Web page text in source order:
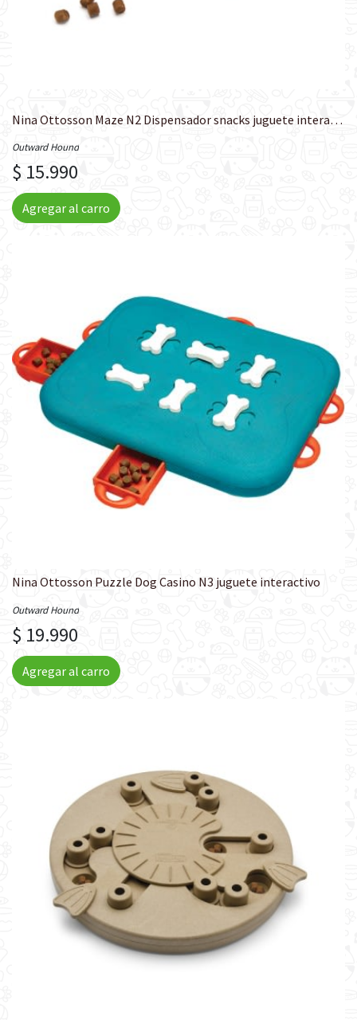
Nina Ottosson Maze N2 Dispensador snacks juguete interactivo perros
Outward Hound
$ 15.990
Agregar al carro
Nina Ottosson Puzzle Dog Casino N3 juguete interactivo
Outward Hound
$ 19.990
Agregar al carro